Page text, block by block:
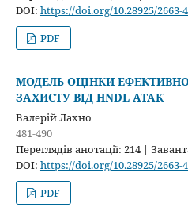
DOI: https://doi.org/10.28925/2663-
PDF
МОДЕЛЬ ОЦІНКИ
ЗАХИСТУ ВІД HNDL АТАК
Валерій Лахно
481-490
Переглядів анотації: 214 |
DOI: https://doi.org/10.28925/2663-
PDF